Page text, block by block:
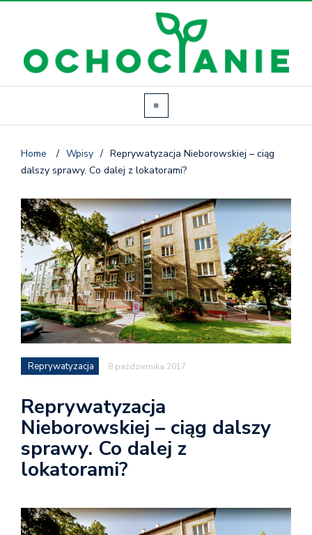
Home / Wpisy / Reprywatyzacja Nieborowskiej – ciąg
dalszy sprawy. Co dalej z lokatorami?
Reprywatyzacja 8 października 2017
Reprywatyzacja
Nieborowskiej – ciąg dalszy
sprawy. Co dalej z
lokatorami?